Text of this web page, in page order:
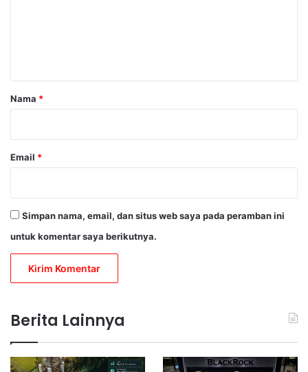
rNama *
Email *
Simpan nama, email, dan situs web saya pada peramban ini
untuk komentar saya berikutnya.
Berita Lainnya